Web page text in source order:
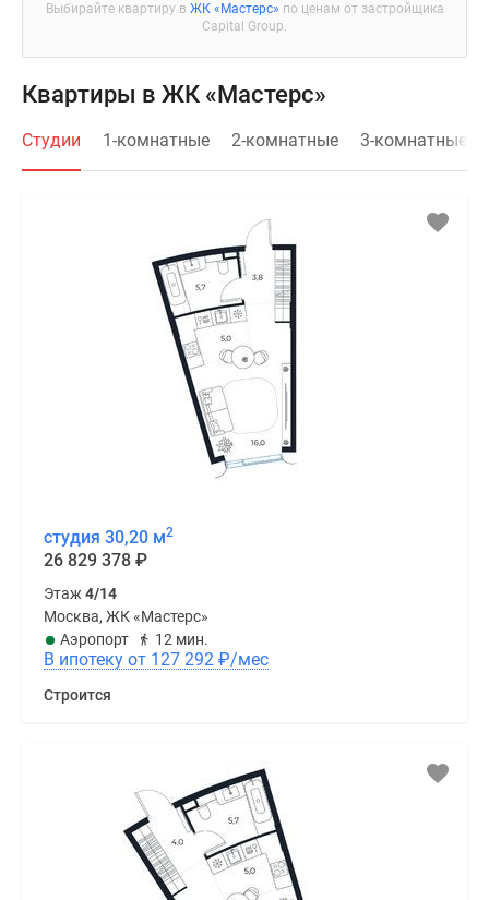
Выбирайте квартиру в ЖК «Мастерс» по ценам от застройщика
Capital Group.
Квартиры в ЖК «Мастерс»
Студии 1-комнатные 2-комнатные 3-комнатные
студия 30,20 м2
26 829 378 ₽
Этаж 4/14
Москва, ЖК «Мастерс»
Аэропорт
12 мин.
В ипотеку от 127 292 ₽/мес
Строится